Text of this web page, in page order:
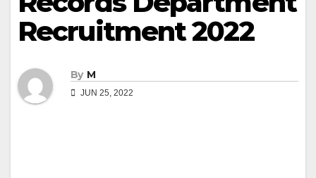
Recruitment 2022
By M
JUN 25, 2022